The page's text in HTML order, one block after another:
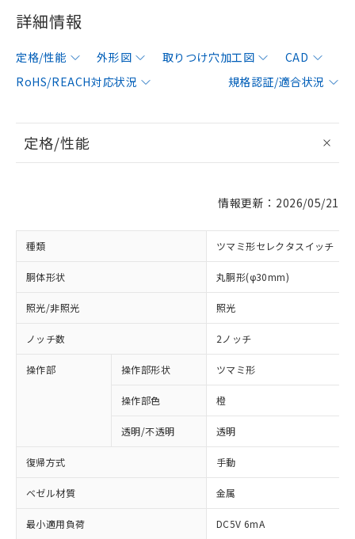
詳細情報
定格/性能 外形図 取りつけ穴加工図
CAD
RoHS/REACH対応状況
規格認証/適合状況
定格/性能
情報更新：2026/05/21
種類 ツマミ形セレクタスイッチ
胴体形状 丸胴形(φ30mm)
照光/非照光 照光
ノッチ数 2ノッチ
操作部 操作部形状 ツマミ形
操作部色 橙
透明/不透明 透明
復帰方式 手動
ベゼル材質 金属
最小適用負荷 DC5V 6mA